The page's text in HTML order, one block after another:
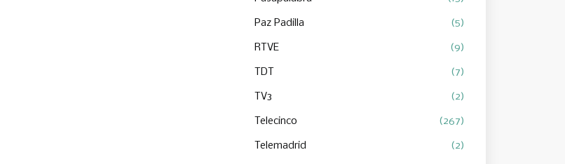
Paz Padilla (5)
RTVE (9)
TDT (7)
TV3 (2)
Telecinco (267)
Telemadrid (2)